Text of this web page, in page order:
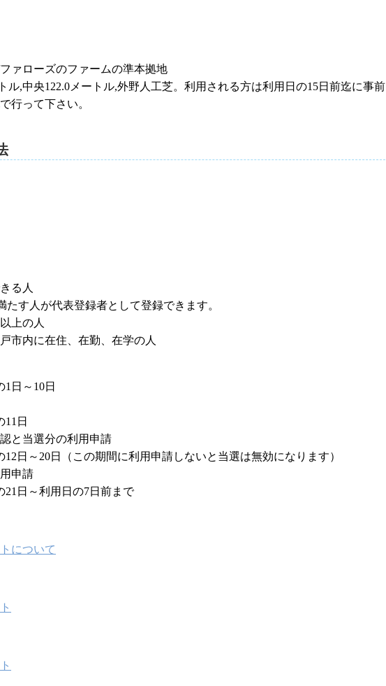
ァローズのファームの準本拠地
ル,中央122.0メートル,外野人工芝。利用される方は利用日の15日前迄に事前
行って下さい。
る人
たす人が代表登録者として登録できます。
上の人
市内に在住、在勤、在学の人
1日～10日
11日
と当選分の利用申請
12日～20日（この期間に利用申請しないと当選は無効になります）
申請
21日～利用日の7日前まで
について